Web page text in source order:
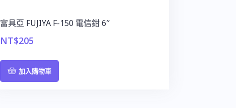
富具亞 FUJIYA F-150 電信鉗 6″
NT$205
加入購物車